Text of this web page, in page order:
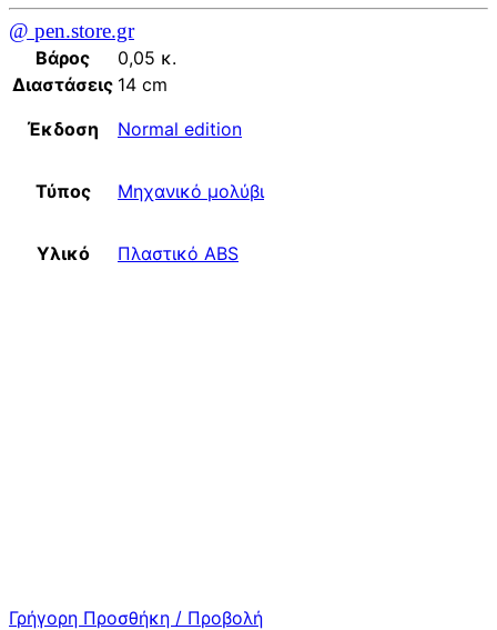
@ pen.store.gr
Βάρος
0,05 κ.
Διαστάσεις 14 cm
Έκδοση
Normal edition
Τύπος Μηχανικό μολύβι
Υλικό Πλαστικό ABS
Γρήγορη Προσθήκη / Προβολή